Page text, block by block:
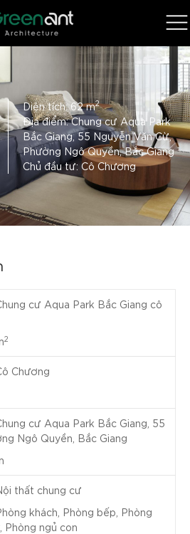
Diện tích: 62 m2
Địa điểm: Chung cư Aqua Park
Bắc Giang, 55 Nguyễn Văn Cừ,
Phường Ngô Quyền, Bắc Giang
Chủ đầu tư: Cô Chương
cư Aqua Park Bắc Giang cô
2
Chương
cư Aqua Park Bắc Giang, 55
Ngô Quyền, Bắc Giang
thất chung cư
khách, Phòng bếp, Phòng
Phòng ngủ con